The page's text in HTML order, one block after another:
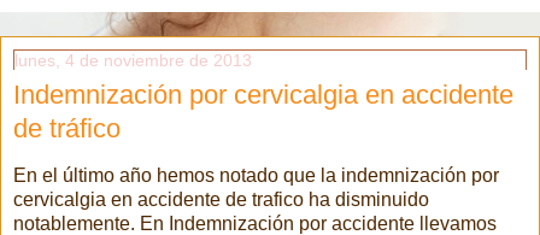
lunes, 4 de noviembre de 2013
Indemnización por cervicalgia en accidente
de tráfico
En el último año hemos notado que la indemnización por
cervicalgia en accidente de trafico ha disminuido
notablemente. En Indemnización por accidente llevamos